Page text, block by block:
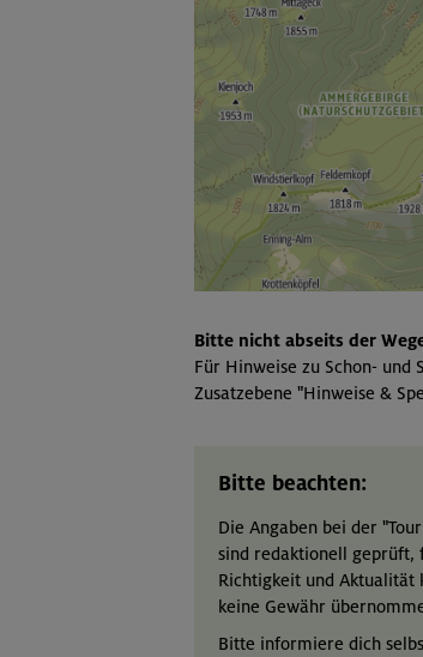
Bitte nicht abseits der Wege
Für Hinweise zu Schon- und
Zusatzebene "Hinweise &
Bitte beachten:
Die Angaben bei der
sind redaktionell geprüft,
Richtigkeit und Aktualität
keine Gewähr
Bitte informiere dich